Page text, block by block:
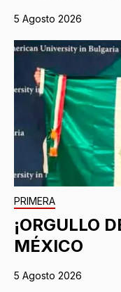
5 Agosto 2026
PRIMERA
¡ORGULLO
MÉXICO
5 Agosto 2026